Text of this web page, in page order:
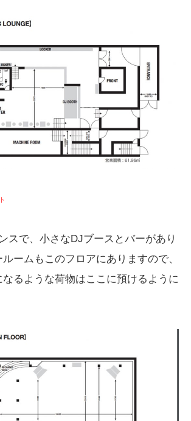
スで、小さなDJブースとバーがあり
ームもこのフロアにありますので、
るような荷物はここに預けるように